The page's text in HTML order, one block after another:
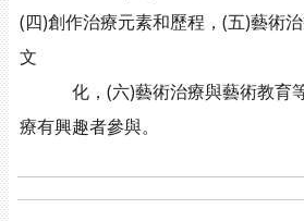
(四)創作治療元素和歷程，(五)藝術
文
化，(六)藝術治療與藝術教育等
療有興趣者參與。